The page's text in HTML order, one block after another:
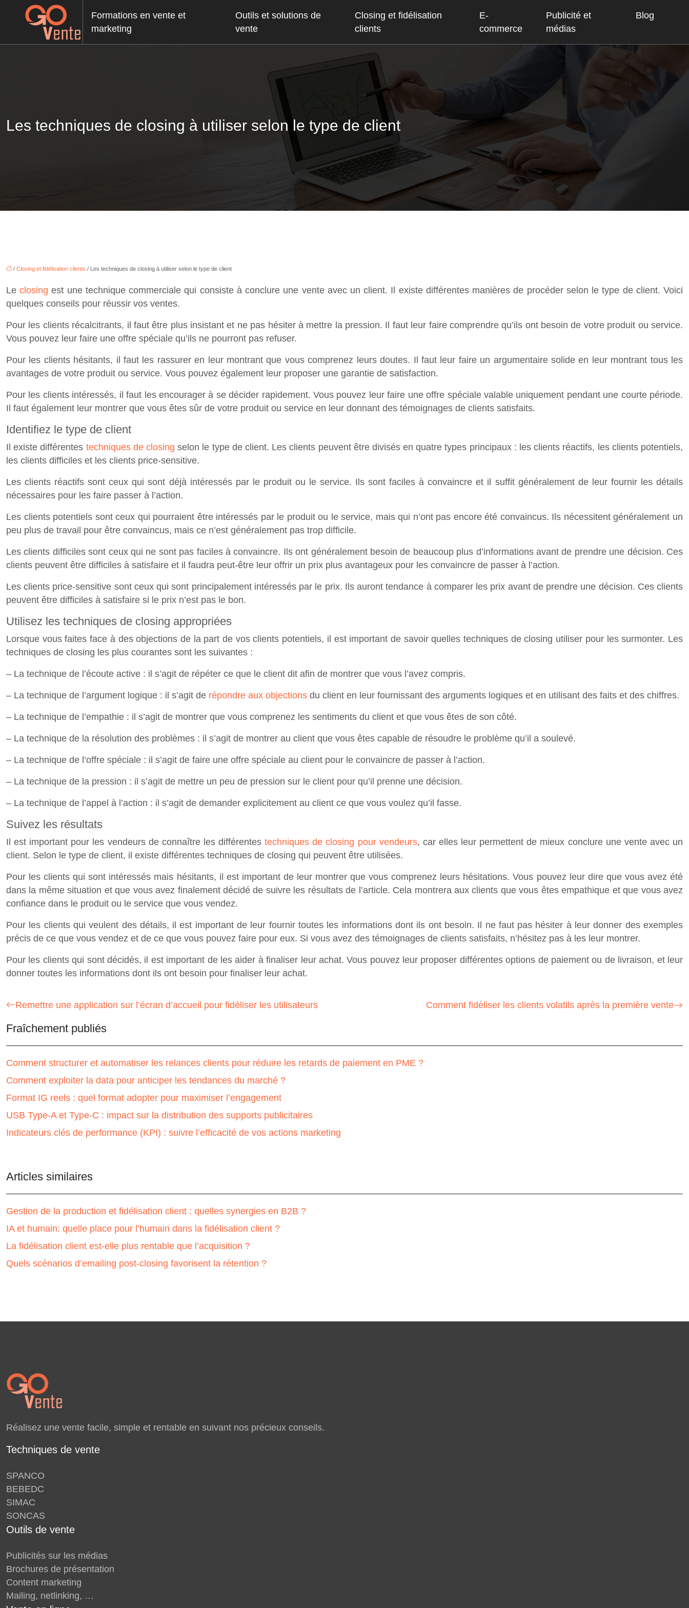
Formations en vente et
marketing
Outils et solutions de
vente
Closing et fidélisation
clients
E-
commerce
Publicité et
médias
Blog
Les techniques de closing à utiliser selon le type de client
/ Closing et fidélisation clients / Les techniques de closing à utiliser selon le type de client
Leclosing est une technique commerciale qui consiste à conclure une vente avec un client. Il existe différentes manières de procéder selon le type de client. Voici
quelques conseils pour réussir vos ventes.
Pour les clients récalcitrants, il faut être plus insistant et ne pas hésiter à mettre la pression. Il faut leur faire comprendre qu’ils ont besoin de votre produit ou service.
Vous pouvez leur faire une offre spéciale qu’ils ne pourront pas refuser.
Pour les clients hésitants, il faut les rassurer en leur montrant que vous comprenez leurs doutes. Il faut leur faire un argumentaire solide en leur montrant tous les
avantages de votre produit ou service. Vous pouvez également leur proposer une garantie de satisfaction.
Pour les clients intéressés, il faut les encourager à se décider rapidement. Vous pouvez leur faire une offre spéciale valable uniquement pendant une courte période.
Il faut également leur montrer que vous êtes sûr de votre produit ou service en leur donnant des témoignages de clients satisfaits.
Identifiez le type de client
Il existe différentes techniques de closing selon le type de client. Les clients peuvent être divisés en quatre types principaux : les clients réactifs, les clients potentiels,
les clients difficiles et les clients price-sensitive.
Les clients réactifs sont ceux qui sont déjà intéressés par le produit ou le service. Ils sont faciles à convaincre et il suffit généralement de leur fournir les détails
nécessaires pour les faire passer à l’action.
Les clients potentiels sont ceux qui pourraient être intéressés par le produit ou le service, mais qui n’ont pas encore été convaincus. Ils nécessitent généralement un
peu plus de travail pour être convaincus, mais ce n’est généralement pas trop difficile.
Les clients difficiles sont ceux qui ne sont pas faciles à convaincre. Ils ont généralement besoin de beaucoup plus d’informations avant de prendre une décision. Ces
clients peuvent être difficiles à satisfaire et il faudra peut-être leur offrir un prix plus avantageux pour les convaincre de passer à l’action.
Les clients price-sensitive sont ceux qui sont principalement intéressés par le prix. Ils auront tendance à comparer les prix avant de prendre une décision. Ces clients
peuvent être difficiles à satisfaire si le prix n’est pas le bon.
Utilisez les techniques de closing appropriées
Lorsque vous faites face à des objections de la part de vos clients potentiels, il est important de savoir quelles techniques de closing utiliser pour les surmonter. Les
techniques de closing les plus courantes sont les suivantes :
– La technique de l’écoute active : il s’agit de répéter ce que le client dit afin de montrer que vous l’avez compris.
– La technique de l’argument logique : il s’agit de répondre aux objections du client en leur fournissant des arguments logiques et en utilisant des faits et des chiffres.
– La technique de l’empathie : il s’agit de montrer que vous comprenez les sentiments du client et que vous êtes de son côté.
– La technique de la résolution des problèmes : il s’agit de montrer au client que vous êtes capable de résoudre le problème qu’il a soulevé.
– La technique de l’offre spéciale : il s’agit de faire une offre spéciale au client pour le convaincre de passer à l’action.
– La technique de la pression : il s’agit de mettre un peu de pression sur le client pour qu’il prenne une décision.
– La technique de l’appel à l’action : il s’agit de demander explicitement au client ce que vous voulez qu’il fasse.
Suivez les résultats
Il est important pour les vendeurs de connaître les différentestechniques de closing pour vendeurs, car elles leur permettent de mieux conclure une vente avec un
client. Selon le type de client, il existe différentes techniques de closing qui peuvent être utilisées.
Pour les clients qui sont intéressés mais hésitants, il est important de leur montrer que vous comprenez leurs hésitations. Vous pouvez leur dire que vous avez été
dans la même situation et que vous avez finalement décidé de suivre les résultats de l’article. Cela montrera aux clients que vous êtes empathique et que vous avez
confiance dans le produit ou le service que vous vendez.
Pour les clients qui veulent des détails, il est important de leur fournir toutes les informations dont ils ont besoin. Il ne faut pas hésiter à leur donner des exemples
précis de ce que vous vendez et de ce que vous pouvez faire pour eux. Si vous avez des témoignages de clients satisfaits, n’hésitez pas à les leur montrer.
Pour les clients qui sont décidés, il est important de les aider à finaliser leur achat. Vous pouvez leur proposer différentes options de paiement ou de livraison, et leur
donner toutes les informations dont ils ont besoin pour finaliser leur achat.
Remettre une application sur l’écran d’accueil pour fidéliser les utilisateurs Comment fidéliser les clients volatils après la première vente
Fraîchement publiés
Comment structurer et automatiser les relances clients pour réduire les retards de paiement en PME ?
Comment exploiter la data pour anticiper les tendances du marché ?
Format IG reels : quel format adopter pour maximiser l’engagement
USB Type-A et Type-C : impact sur la distribution des supports publicitaires
Indicateurs clés de performance (KPI) : suivre l’efficacité de vos actions marketing
Articles similaires
Gestion de la production et fidélisation client : quelles synergies en B2B ?
IA et humain: quelle place pour l’humain dans la fidélisation client ?
La fidélisation client est-elle plus rentable que l’acquisition ?
Quels scénarios d’emailing post-closing favorisent la rétention ?
Réalisez une vente facile, simple et rentable en suivant nos précieux conseils.
Techniques de vente
SPANCO
BEBEDC
SIMAC
SONCAS
Outils de vente
Publicités sur les médias
Brochures de présentation
Content marketing
Mailing, netlinking, …